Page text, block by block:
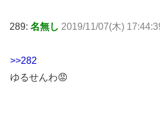
289: 名無し 2019/11/07(木)
>>282
ゆるせんわ😡